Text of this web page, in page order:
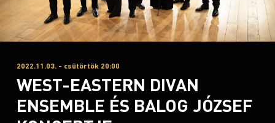
2022.11.03. - csütörtök 20:00
WEST-EASTERN DIVAN
ENSEMBLE ÉS BALOG JÓZSEF